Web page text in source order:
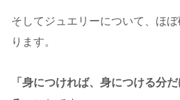
そしてジュエリーについて、ほ
ります。
「身につければ、身につける分